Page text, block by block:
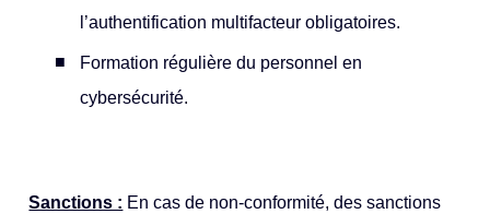
l’authentification multifacteur obligatoires.
Formation régulière du personnel en
cybersécurité.
Sanctions : En cas de non-conformité, des sanctions